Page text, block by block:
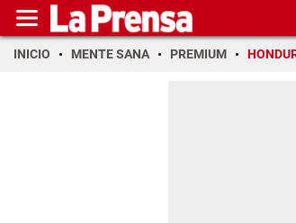
INICIO MENTE SANA PREMIUM